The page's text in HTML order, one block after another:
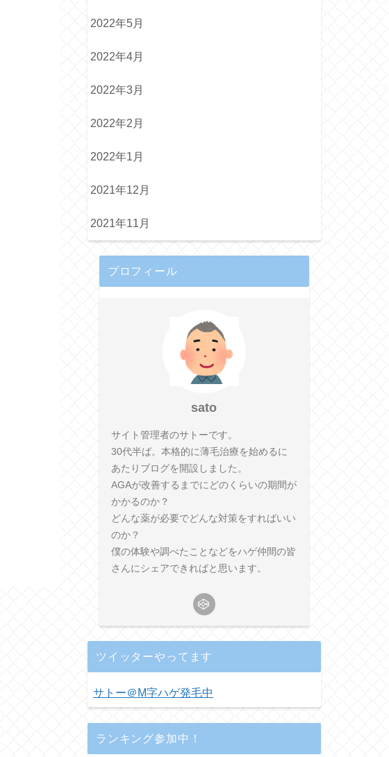
2022年5月
2022年4月
2022年3月
2022年2月
2022年1月
2021年12月
2021年11月
プロフィール
sato
サイト管理者のサトーです。
30代半ば。本格的に薄毛治療を始めるに
あたりブログを開設しました。
AGAが改善するまでにどのくらいの期間が
かかるのか？
どんな薬が必要でどんな対策をすればいい
のか？
僕の体験や調べたことなどをハゲ仲間の皆
さんにシェアできればと思います。
ツイッターやってます
サトー＠M字ハゲ発毛中
ランキング参加中！